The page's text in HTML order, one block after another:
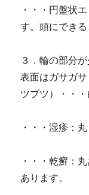
・・・円盤状
す。頭にできる
３．輪の部分
表面はガサガ
ツブツ）・・
・・・湿疹：
・・・乾癬：
あります。